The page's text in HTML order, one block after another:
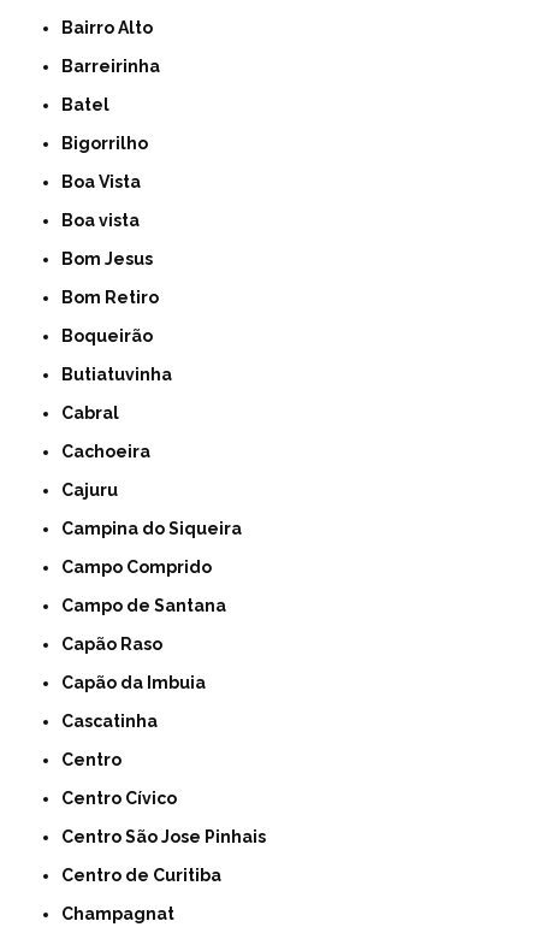
Bairro Alto
Barreirinha
Batel
Bigorrilho
Boa Vista
Boa vista
Bom Jesus
Bom Retiro
Boqueirão
Butiatuvinha
Cabral
Cachoeira
Cajuru
Campina do Siqueira
Campo Comprido
Campo de Santana
Capão Raso
Capão da Imbuia
Cascatinha
Centro
Centro Cívico
Centro São Jose Pinhais
Centro de Curitiba
Champagnat